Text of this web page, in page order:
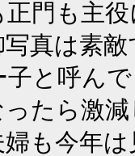
門も主
真は素
と呼ん
たら激
も今年